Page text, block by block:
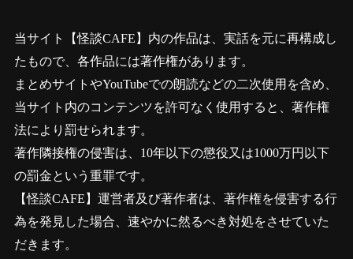
当サイト【怪談CAFE】内の作品は、実話を元に再構成し
たもので、各作品には著作権があります。
まとめサイトやYouTubeでの朗読などの二次使用を含め、
当サイト内のコンテンツを許可なく使用すると、著作権
法により罰せられます。
著作隣接権の侵害は、10年以下の懲役又は1000万円以下
の罰金という重罪です。
【怪談CAFE】運営者及び著作者は、著作権を侵害する行
為を発見した場合、速やかに然るべき対処をさせていた
だきます。